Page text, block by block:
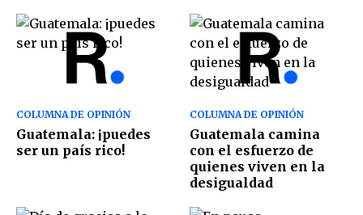
COLUMNA DE OPINIÓN
Guatemala: ¡puedes
ser un país rico!
COLUMNA DE OPINIÓN
Guatemala camina
con el esfuerzo de
quienes viven en la
desigualdad